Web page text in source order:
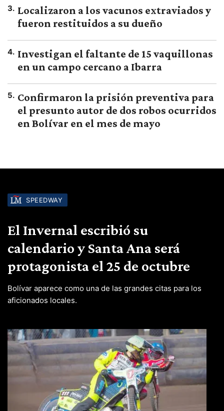
3. Localizaron a los vacunos extraviados y
fueron restituidos a su dueño
4. Investigan el faltante de 15 vaquillonas
en un campo cercano a Ibarra
5. Confirmaron la prisión preventiva para
el presunto autor de dos robos ocurridos
en Bolívar en el mes de mayo
SPEEDWAY
El Invernal escribió su
calendario y Santa Ana será
protagonista el 25 de octubre
Bolívar aparece como una de las grandes citas para los
aficionados locales.